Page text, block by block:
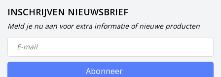
INSCHRIJVEN NIEUWSBRIEF
Meld je nu aan voor extra informatie of nieuwe producten
Abonneer